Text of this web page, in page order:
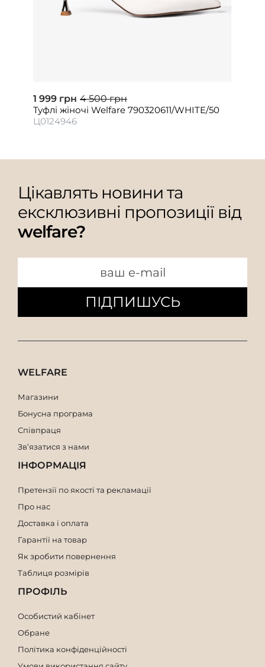
1 999 грн 4 500 грн
Туфлі жіночі Welfare 790320611/WHITE/50
Ц0124946
Цікавлять новини та
ексклюзивні пропозиції від
welfare?
ПІДПИШУСЬ
WELFARE
Магазини
Бонусна програма
Співпраця
Зв’язатися з нами
ІНФОРМАЦІЯ
Претензії по якості та рекламації
Про нас
Доставка і оплата
Гарантії на товар
Як зробити повернення
Таблиця розмірів
ПРОФІЛЬ
Особистий кабінет
Обране
Політика конфіденційності